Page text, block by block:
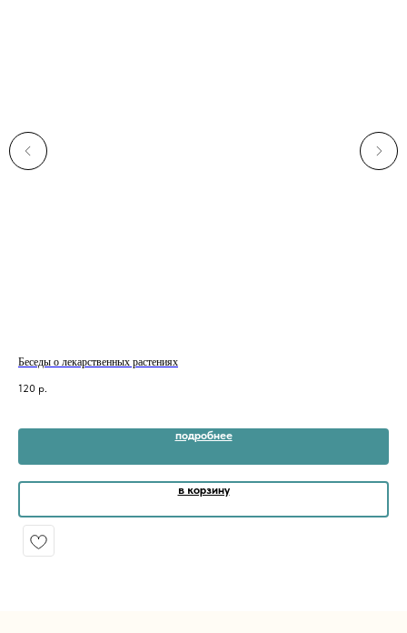
Беседы о лекарственных растениях
120 р.
подробнее
в корзину